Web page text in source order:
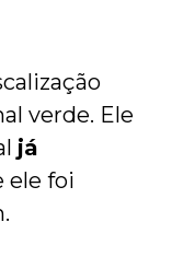
verde. Ele
já
ele foi